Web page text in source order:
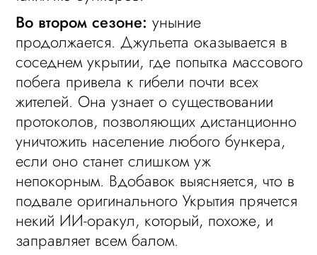
Во втором сезоне: уныние
продолжается. Джульетта оказывается в
соседнем укрытии, где попытка массового
побега привела к гибели почти всех
жителей. Она узнает о существовании
протоколов, позволяющих дистанционно
уничтожить население любого бункера,
если оно станет слишком уж
непокорным. Вдобавок выясняется, что в
подвале оригинального Укрытия прячется
некий ИИ-оракул, который, похоже, и
заправляет всем балом.